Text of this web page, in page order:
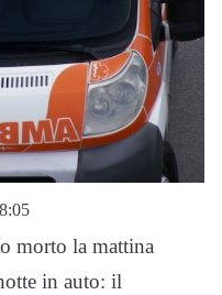
morto la mattina
in auto: il